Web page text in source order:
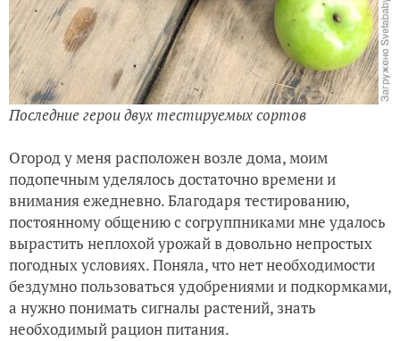
Последние герои двух тестируемых сортов
Огород у меня расположен возле дома, моим
подопечным уделялось достаточно времени и
внимания ежедневно. Благодаря тестированию,
постоянному общению с согруппниками мне удалось
вырастить неплохой урожай в довольно непростых
погодных условиях. Поняла, что нет необходимости
бездумно пользоваться удобрениями и подкормками,
а нужно понимать сигналы растений, знать
необходимый рацион питания.